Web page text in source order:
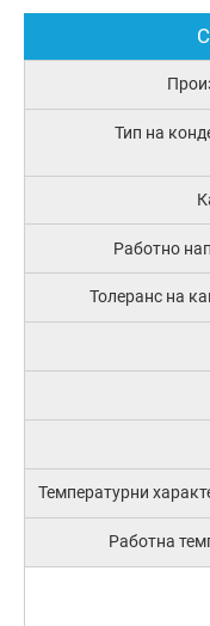
Тип на
Работно
Толеранс на
Температурни
Работна